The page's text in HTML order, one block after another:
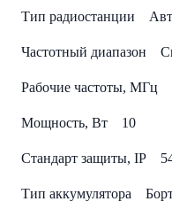
Тип радиостанции
Частотный диапазон
Рабочие частоты, МГц
Мощность, Вт 10
Стандарт защиты, IP
Тип аккумулятора